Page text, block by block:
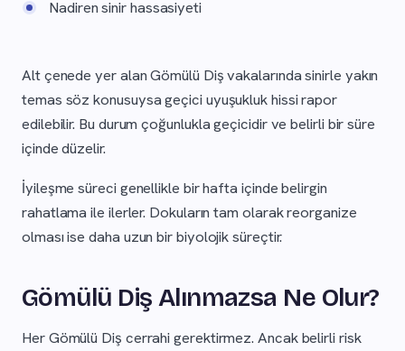
Nadiren sinir hassasiyeti
Alt çenede yer alan Gömülü Diş vakalarında sinirle yakın
temas söz konusuysa geçici uyuşukluk hissi rapor
edilebilir. Bu durum çoğunlukla geçicidir ve belirli bir süre
içinde düzelir.
İyileşme süreci genellikle bir hafta içinde belirgin
rahatlama ile ilerler. Dokuların tam olarak reorganize
olması ise daha uzun bir biyolojik süreçtir.
Gömülü Diş Alınmazsa Ne Olur?
Her Gömülü Diş cerrahi gerektirmez. Ancak belirli risk